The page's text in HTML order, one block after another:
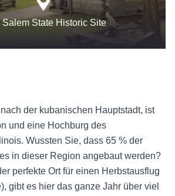
Salem State Historic Site
der kubanischen Hauptstadt, ist
und eine Hochburg des
Wussten Sie, dass 65 % der
in dieser Region angebaut werden?
perfekte Ort für einen Herbstausflug
gibt es hier das ganze Jahr über viel